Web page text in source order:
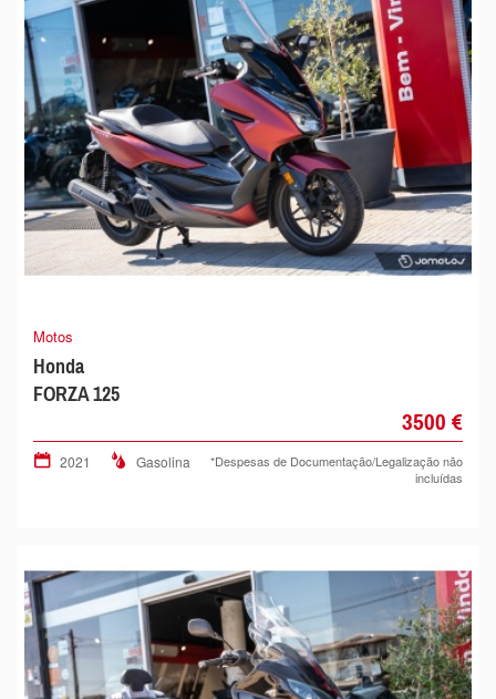
Motos
Honda
FORZA 125
3500 €
2021 Gasolina
*Despesas de Documentação/Legalização não
incluídas